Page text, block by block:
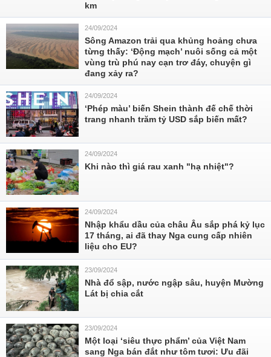
km
24/09/2024
Sông Amazon trải qua khủng hoảng chưa
từng thấy: ‘Động mạch’ nuôi sống cả một
vùng trù phú nay cạn trơ đáy, chuyện gì
đang xảy ra?
24/09/2024
‘Phép màu’ biến Shein thành đế chế thời
trang nhanh trăm tỷ USD sắp biến mất?
24/09/2024
Khi nào thì giá rau xanh "hạ nhiệt"?
24/09/2024
Nhập khẩu dầu của châu Âu sắp phá kỷ lục
17 tháng, ai đã thay Nga cung cấp nhiên
liệu cho EU?
23/09/2024
Nhà đổ sập, nước ngập sâu, huyện Mường
Lát bị chia cắt
23/09/2024
Một loại ‘siêu thực phẩm’ của Việt Nam
sang Nga bán đắt như tôm tươi: Ưu đãi